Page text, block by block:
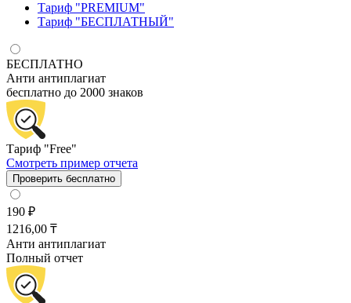
Тариф "PREMIUM"
Тариф "БЕСПЛАТНЫЙ"
БЕСПЛАТНО
Анти антиплагиат
бесплатно до 2000 знаков
Тариф "Free"
Смотреть пример отчета
Проверить бесплатно
190 ₽
1216,00 ₸
Анти антиплагиат
Полный отчет